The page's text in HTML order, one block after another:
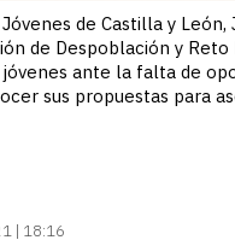
de Castilla y León,
de Despoblación y
ante la falta de
sus propuestas para
| 18:16